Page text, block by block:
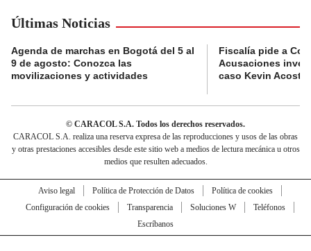
Últimas Noticias
Agenda de marchas en Bogotá del 5 al
9 de agosto: Conozca las
movilizaciones y actividades
Fiscalía pide a
Acusaciones
caso Kevin Acosta
© CARACOL S.A. Todos los derechos reservados.
CARACOL S.A. realiza una reserva expresa de las reproducciones y usos de las obras
y otras prestaciones accesibles desde este sitio web a medios de lectura mecánica u otros
medios que resulten adecuados.
Aviso legal Política de Protección de Datos
Política de cookies
Configuración de cookies
Transparencia Soluciones W
Teléfonos
Escríbanos